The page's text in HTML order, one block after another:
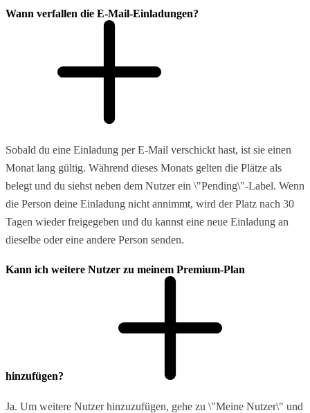
Wann verfallen die E-Mail-Einladungen?
Sobald du eine Einladung per E-Mail verschickt hast, ist sie einen
Monat lang gültig. Während dieses Monats gelten die Plätze als
belegt und du siehst neben dem Nutzer ein \"Pending\"-Label. Wenn
die Person deine Einladung nicht annimmt, wird der Platz nach 30
Tagen wieder freigegeben und du kannst eine neue Einladung an
dieselbe oder eine andere Person senden.
Kann ich weitere Nutzer zu meinem Premium-Plan
hinzufügen?
Ja. Um weitere Nutzer hinzuzufügen, gehe zu \"Meine Nutzer\" und